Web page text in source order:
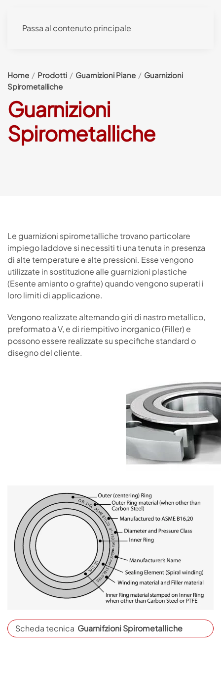
Passa al contenuto principale
Home Prodotti Guarnizioni Piane
Guarnizioni
Spirometalliche
Guarnizioni
Spirometalliche
Le guarnizioni spirometalliche trovano particolare
impiego laddove si necessiti ti una tenuta in presenza
di alte temperature e alte pressioni. Esse vengono
utilizzate in sostituzione alle guarnizioni plastiche
(Esente amianto o grafite) quando vengono superati i
loro limiti di applicazione.
Vengono realizzate alternando giri di nastro metallico,
preformato a V, e di riempitivo inorganico (Filler) e
possono essere realizzate su specifiche standard o
disegno del cliente.
Scheda tecnica Guarnifzioni Spirometalliche